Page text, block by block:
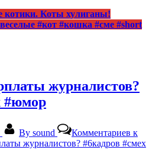
Коты хулиганы!
#кот #кошка #сме #short
журналистов?
#юмор
By sound Комментариев к
журналистов? #6кадров #смех